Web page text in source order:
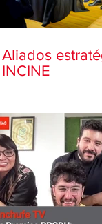
Aliados
INCINE